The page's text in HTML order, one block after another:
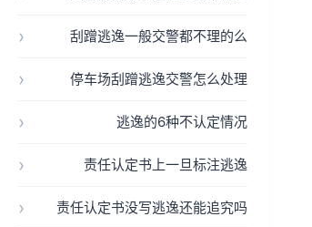
刮蹭逃逸一般交警都不理的么
停车场刮蹭逃逸交警怎么处理
逃逸的6种不认定情况
责任认定书上一旦标注逃逸
责任认定书没写逃逸还能追究吗